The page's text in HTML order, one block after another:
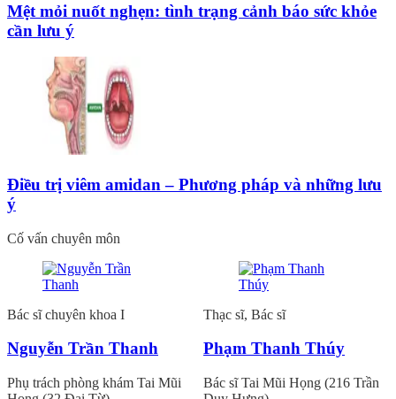
Mệt mỏi nuốt nghẹn: tình trạng cảnh báo sức khỏe
cần lưu ý
Điều trị viêm amidan – Phương pháp và những lưu
ý
Cố vấn chuyên môn
Bác sĩ chuyên khoa I
Nguyễn Trần Thanh
Phụ trách phòng khám Tai Mũi
Thạc sĩ, Bác sĩ
Phạm Thanh Thúy
Bác sĩ Tai Mũi Họng (216 Trần